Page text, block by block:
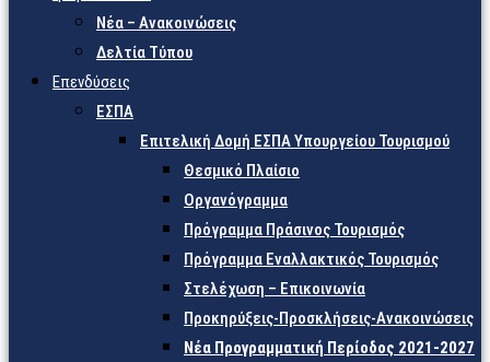
Νέα – Ανακοινώσεις
Δελτία Τύπου
Επενδύσεις
ΕΣΠΑ
Επιτελική Δομή ΕΣΠΑ Υπουργείου Τουρισμού
Θεσμικό Πλαίσιο
Οργανόγραμμα
Πρόγραμμα Πράσινος Τουρισμός
Πρόγραμμα Εναλλακτικός Τουρισμός
Στελέχωση – Επικοινωνία
Προκηρύξεις-Προσκλήσεις-Ανακοινώσεις
Νέα Προγραμματική Περίοδος 2021-2027